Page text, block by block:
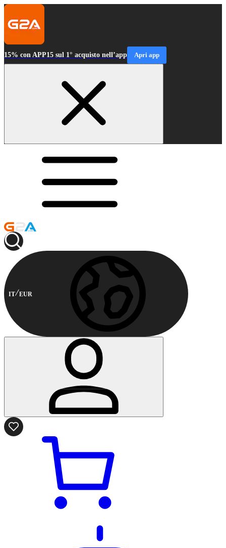
15% con APP15 sul 1° acquisto nell’app Apri app
IT EUR